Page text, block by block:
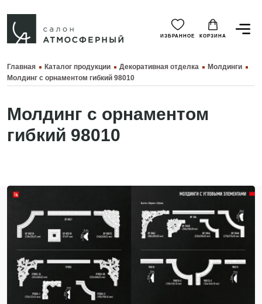
ИЗБРАННОЕ КОРЗИНА
Главная Каталог продукции Декоративная отделка
Молдинги
Молдинг с орнаментом гибкий 98010
Молдинг с орнаментом
гибкий 98010